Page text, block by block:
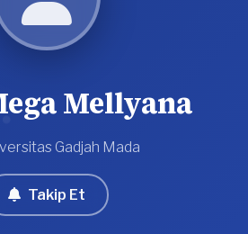
Mellyana
Gadjah Mada
Takip Et